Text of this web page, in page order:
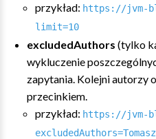
przykład: https://jvm-
limit=10
excludedAuthors (tylko
wykluczenie
zapytania. Kolejni autorzy
przecinkiem.
przykład: https://jvm-